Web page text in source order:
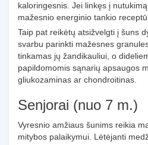
kaloringesnis. Jei linkęs į
mažesnio energinio tankio
Taip pat reikėtų atsižvelgti į šuns
svarbu parinkti mažesnes
tinkamas jų žandikauliui, o
papildomomis sąnarių apsaugos
gliukozaminas ar chondroitinas.
Senjorai (nuo 7 m.)
Vyresnio amžiaus šunims reikia
mitybos palaikymui. Lėtėjanti